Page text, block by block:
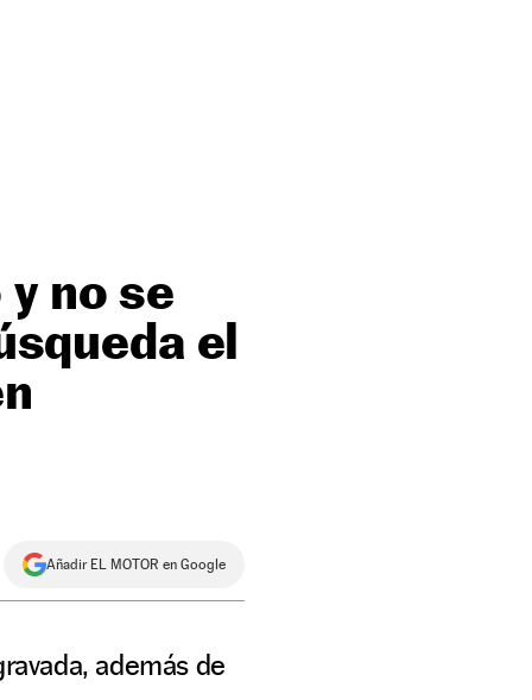
no se
el
Añadir EL MOTOR en Google
además de